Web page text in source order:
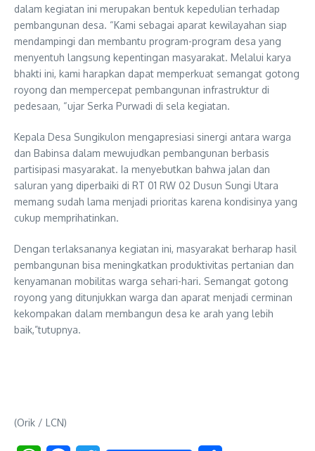
dalam kegiatan ini merupakan bentuk kepedulian terhadap
pembangunan desa. “Kami sebagai aparat kewilayahan siap
mendampingi dan membantu program-program desa yang
menyentuh langsung kepentingan masyarakat. Melalui karya
bhakti ini, kami harapkan dapat memperkuat semangat gotong
royong dan mempercepat pembangunan infrastruktur di
pedesaan, “ujar Serka Purwadi di sela kegiatan.
Kepala Desa Sungikulon mengapresiasi sinergi antara warga
dan Babinsa dalam mewujudkan pembangunan berbasis
partisipasi masyarakat. Ia menyebutkan bahwa jalan dan
saluran yang diperbaiki di RT 01 RW 02 Dusun Sungi Utara
memang sudah lama menjadi prioritas karena kondisinya yang
cukup memprihatinkan.
Dengan terlaksananya kegiatan ini, masyarakat berharap hasil
pembangunan bisa meningkatkan produktivitas pertanian dan
kenyamanan mobilitas warga sehari-hari. Semangat gotong
royong yang ditunjukkan warga dan aparat menjadi cerminan
kekompakan dalam membangun desa ke arah yang lebih
baik,”tutupnya.
(Orik / LCN)